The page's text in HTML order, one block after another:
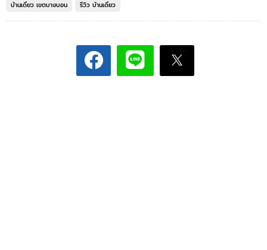
บ้านเดี่ยว เขตบางบอน
รีวิว บ้านเดี่ยว